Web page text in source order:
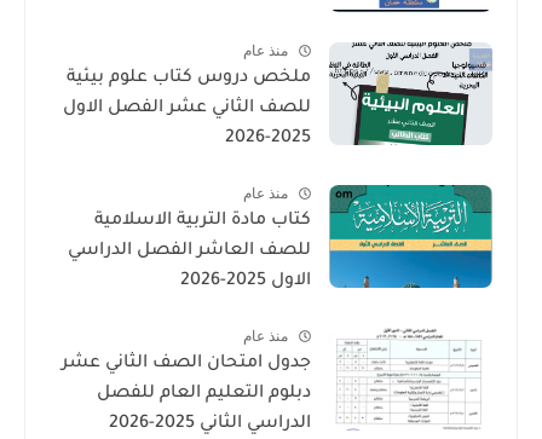
منذ عام
ملخص دروس كتاب علوم بيئية
للصف الثاني عشر الفصل الاول
2025-2026
منذ عام
كتاب مادة التربية الاسلامية
للصف العاشر الفصل الدراسي
الاول 2025-2026
منذ عام
جدول امتحان الصف الثاني عشر
دبلوم التعليم العام للفصل
الدراسي الثاني 2025-2026